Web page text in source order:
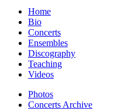
Home
Bio
Concerts
Ensembles
Discography
Teaching
Videos
Photos
Concerts Archive